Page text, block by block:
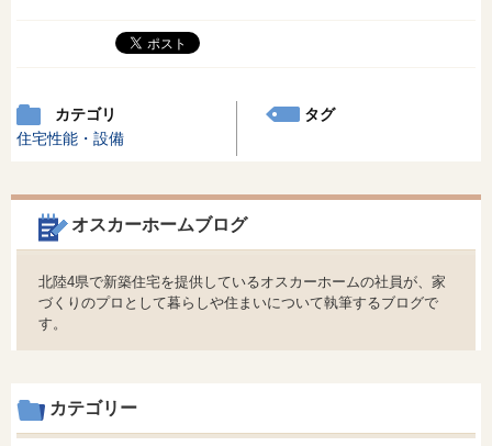
カテゴリ
住宅性能・設備
タグ
オスカーホームブログ
北陸4県で新築住宅を提供しているオスカーホームの社員が、家
づくりのプロとして暮らしや住まいについて執筆するブログで
す。
カテゴリー